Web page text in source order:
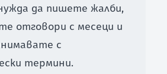
да пишете жалби,
отговори с месеци и
с
термини.